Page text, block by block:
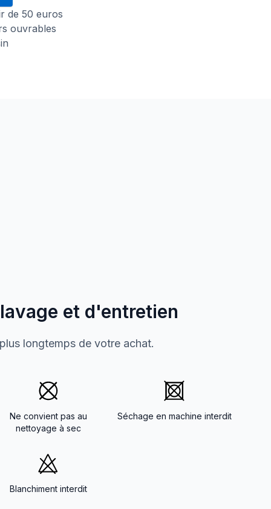
de 50 euros
ouvrables
et d'entretien
longtemps de votre achat.
Ne convient pas au
nettoyage à sec
Séchage en machine interdit
Blanchiment interdit